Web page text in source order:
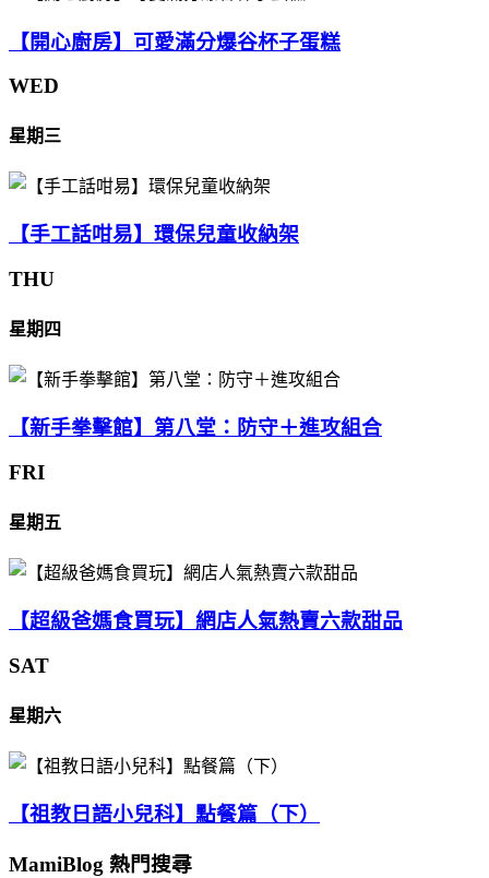
【開心廚房】可愛滿分爆谷杯子蛋糕
WED
星期三
【手工話咁易】環保兒童收納架
THU
星期四
【新手拳擊館】第八堂：防守＋進攻組合
FRI
星期五
【超級爸媽食買玩】網店人氣熱賣六款甜品
SAT
星期六
【祖教日語小兒科】點餐篇（下）
MamiBlog 熱門搜尋